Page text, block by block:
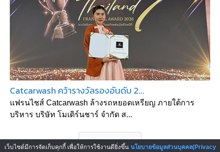
Catcarwash คว้ารางวัลรองอันดับ 2...
แฟรนไชส์ Catcarwash ล้างรถหยอดเหรียญ ภายใต้การ
บริหาร บริษัท โมเดิร์นชาร์ จำกัด ส...
เว็บไซต์มีการจัดเก็บคุกกี้ เพื่อให้การใช้งานดียิ่งขึ้น นโยบายข้อมูลส่วนบุคคล(Privacy